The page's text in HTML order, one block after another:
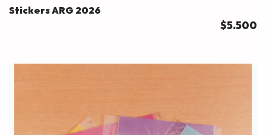
Stickers ARG 2026
$5.500